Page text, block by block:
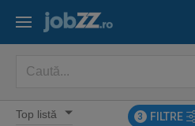
3 FILTRE